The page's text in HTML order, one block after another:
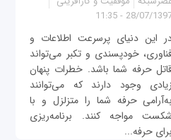
28/07/1397 -
این دنیای پرسرعت اطلاعات و
خودپسندی و تکبر می‌تواند
حرفه شما باشد. خطرات پنهان
زیادی وجود دارند که می‌توانند
به‌آرامی حرفه شما را متزلزل و با
شکست مواجه کنند. برنامه‌ریزی
برای حرفه‌...